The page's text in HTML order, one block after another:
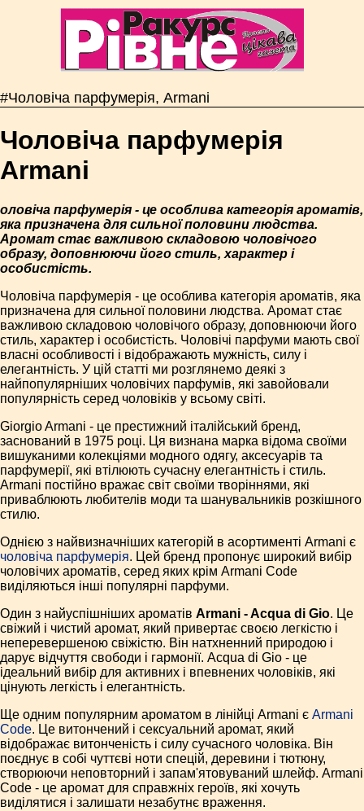
#Чоловіча парфумерія, Armani
Чоловіча парфумерія
Armani
оловіча парфумерія - це особлива категорія ароматів,
яка призначена для сильної половини людства.
Аромат стає важливою складовою чоловічого
образу, доповнюючи його стиль, характер і
особистість.
Чоловіча парфумерія - це особлива категорія ароматів, яка
призначена для сильної половини людства. Аромат стає
важливою складовою чоловічого образу, доповнюючи його
стиль, характер і особистість. Чоловічі парфуми мають свої
власні особливості і відображають мужність, силу і
елегантність. У цій статті ми розглянемо деякі з
найпопулярніших чоловічих парфумів, які завойовали
популярність серед чоловіків у всьому світі.
Giorgio Armani - це престижний італійський бренд,
заснований в 1975 році. Ця визнана марка відома своїми
вишуканими колекціями модного одягу, аксесуарів та
парфумерії, які втілюють сучасну елегантність і стиль.
Armani постійно вражає світ своїми творіннями, які
приваблюють любителів моди та шанувальників розкішного
стилю.
Однією з найвизначніших категорій в асортименті Armani є
чоловіча парфумерія. Цей бренд пропонує широкий вибір
чоловічих ароматів, серед яких крім Armani Code
виділяються інші популярні парфуми.
Один з найуспішніших ароматів Armani - Acqua di Gio. Це
свіжий і чистий аромат, який привертає своєю легкістю і
неперевершеною свіжістю. Він натхненний природою і
дарує відчуття свободи і гармонії. Acqua di Gio - це
ідеальний вибір для активних і впевнених чоловіків, які
цінують легкість і елегантність.
Ще одним популярним ароматом в лінійці Armani є Armani
Code. Це витончений і сексуальний аромат, який
відображає витонченість і силу сучасного чоловіка. Він
поєднує в собі чуттєві ноти спецій, деревини і тютюну,
створюючи неповторний і запам'ятовуваний шлейф. Armani
Code - це аромат для справжніх героїв, які хочуть
виділятися і залишати незабутнє враження.